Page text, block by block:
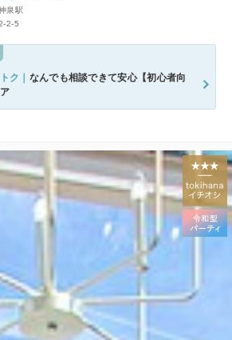
泉駅
2-5
ク｜ なんでも相談できて安心【初心者向